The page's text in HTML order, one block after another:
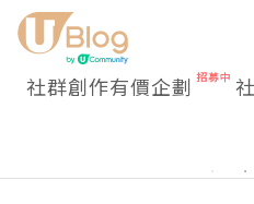
社群創作有價企劃